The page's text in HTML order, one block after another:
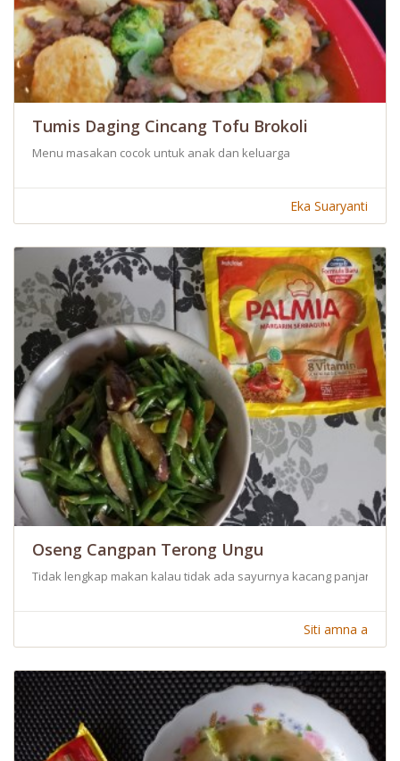
Tumis Daging Cincang Tofu Brokoli
Menu masakan cocok untuk anak dan keluarga
Eka Suaryanti
Oseng Cangpan Terong Ungu
Tidak lengkap makan kalau tidak ada sayurnya kacang panjang
Siti amna a